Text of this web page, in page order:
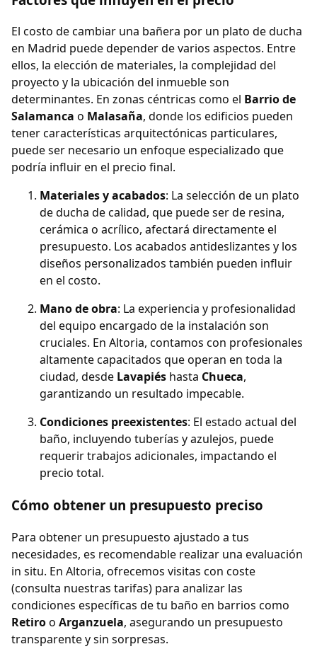
El costo de cambiar una bañera por un plato de ducha
en Madrid puede depender de varios aspectos. Entre
ellos, la elección de materiales, la complejidad del
proyecto y la ubicación del inmueble son
determinantes. En zonas céntricas como el Barrio de
Salamanca o Malasaña, donde los edificios pueden
tener características arquitectónicas particulares,
puede ser necesario un enfoque especializado que
podría influir en el precio final.
Materiales y acabados: La selección de un plato
de ducha de calidad, que puede ser de resina,
cerámica o acrílico, afectará directamente el
presupuesto. Los acabados antideslizantes y los
diseños personalizados también pueden influir
en el costo.
Mano de obra: La experiencia y profesionalidad
del equipo encargado de la instalación son
cruciales. En Altoria, contamos con profesionales
altamente capacitados que operan en toda la
ciudad, desde Lavapiés hasta Chueca,
garantizando un resultado impecable.
Condiciones preexistentes: El estado actual del
baño, incluyendo tuberías y azulejos, puede
requerir trabajos adicionales, impactando el
precio total.
Cómo obtener un presupuesto preciso
Para obtener un presupuesto ajustado a tus
necesidades, es recomendable realizar una evaluación
in situ. En Altoria, ofrecemos visitas con coste
(consulta nuestras tarifas) para analizar las
condiciones específicas de tu baño en barrios como
Retiroo Arganzuela, asegurando un presupuesto
transparente y sin sorpresas.